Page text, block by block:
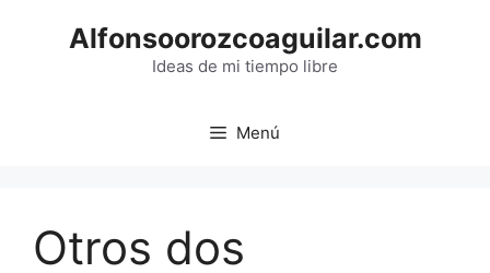
Alfonsoorozcoaguilar.com
Ideas de mi tiempo libre
Menú
Otros dos